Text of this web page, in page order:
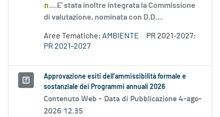
n....E' stata inoltre integrata la Commissione
di valutazione, nominata con D.D....
Aree Tematiche: AMBIENTE
PR 2021-2027:
PR 2021-2027
Approvazione esiti dell’ammissibilità formale e
sostanziale dei Programmi annuali 2026
Contenuto Web - Data di Pubblicazione 4-ago-
2026 12.35